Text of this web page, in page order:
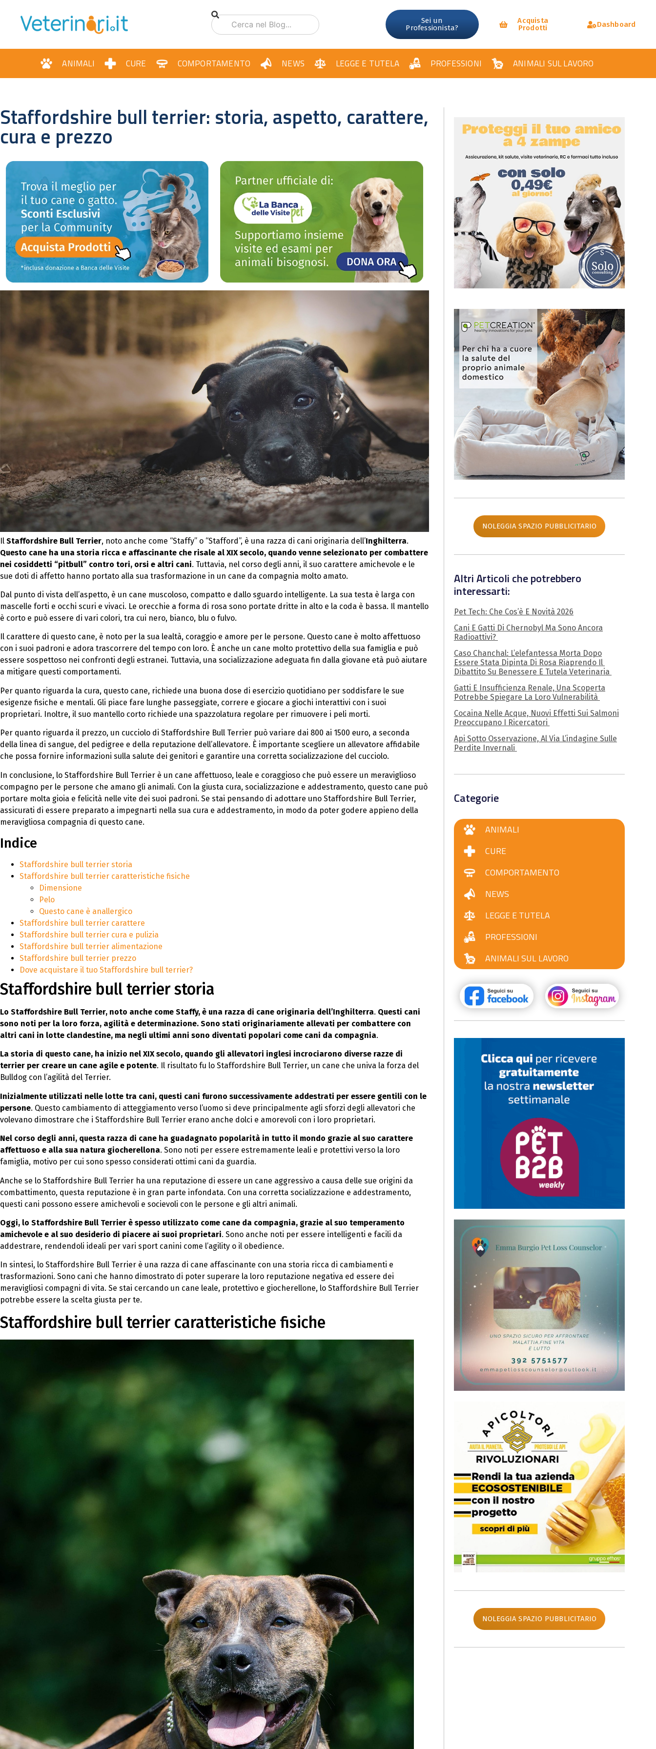
Sei un
Professionista?
Acquista
Prodotti
Dashboard
ANIMALI CURE COMPORTAMENTO NEWS LEGGE E TUTELA PROFESSIONI ANIMALI SUL LAVORO
Staffordshire bull terrier: storia, aspetto, carattere,
cura e prezzo
Il Staffordshire Bull Terrier, noto anche come “Staffy” o “Stafford”, è una razza di cani originaria dell’Inghilterra.
Questo cane ha una storia ricca e affascinante che risale al XIX secolo, quando venne selezionato per combattere
nei cosiddetti “pitbull” contro tori, orsi e altri cani. Tuttavia, nel corso degli anni, il suo carattere amichevole e le
sue doti di affetto hanno portato alla sua trasformazione in un cane da compagnia molto amato.
Dal punto di vista dell’aspetto, è un cane muscoloso, compatto e dallo sguardo intelligente. La sua testa è larga con
mascelle forti e occhi scuri e vivaci. Le orecchie a forma di rosa sono portate dritte in alto e la coda è bassa. Il mantello
è corto e può essere di vari colori, tra cui nero, bianco, blu o fulvo.
Il carattere di questo cane, è noto per la sua lealtà, coraggio e amore per le persone. Questo cane è molto affettuoso
con i suoi padroni e adora trascorrere del tempo con loro. È anche un cane molto protettivo della sua famiglia e può
essere sospettoso nei confronti degli estranei. Tuttavia, una socializzazione adeguata fin dalla giovane età può aiutare
a mitigare questi comportamenti.
Per quanto riguarda la cura, questo cane, richiede una buona dose di esercizio quotidiano per soddisfare le sue
esigenze fisiche e mentali. Gli piace fare lunghe passeggiate, correre e giocare a giochi interattivi con i suoi
proprietari. Inoltre, il suo mantello corto richiede una spazzolatura regolare per rimuovere i peli morti.
Per quanto riguarda il prezzo, un cucciolo di Staffordshire Bull Terrier può variare dai 800 ai 1500 euro, a seconda
della linea di sangue, del pedigree e della reputazione dell’allevatore. È importante scegliere un allevatore affidabile
che possa fornire informazioni sulla salute dei genitori e garantire una corretta socializzazione del cucciolo.
In conclusione, lo Staffordshire Bull Terrier è un cane affettuoso, leale e coraggioso che può essere un meraviglioso
compagno per le persone che amano gli animali. Con la giusta cura, socializzazione e addestramento, questo cane può
portare molta gioia e felicità nelle vite dei suoi padroni. Se stai pensando di adottare uno Staffordshire Bull Terrier,
assicurati di essere preparato a impegnarti nella sua cura e addestramento, in modo da poter godere appieno della
meravigliosa compagnia di questo cane.
Indice
Staffordshire bull terrier storia
Staffordshire bull terrier caratteristiche fisiche
Dimensione
Pelo
Questo cane è anallergico
Staffordshire bull terrier carattere
Staffordshire bull terrier cura e pulizia
Staffordshire bull terrier alimentazione
Staffordshire bull terrier prezzo
Dove acquistare il tuo Staffordshire bull terrier?
Staffordshire bull terrier storia
Lo Staffordshire Bull Terrier, noto anche come Staffy, è una razza di cane originaria dell’Inghilterra. Questi cani
sono noti per la loro forza, agilità e determinazione. Sono stati originariamente allevati per combattere con
altri cani in lotte clandestine, ma negli ultimi anni sono diventati popolari come cani da compagnia.
La storia di questo cane, ha inizio nel XIX secolo, quando gli allevatori inglesi incrociarono diverse razze di
terrier per creare un cane agile e potente. Il risultato fu lo Staffordshire Bull Terrier, un cane che univa la forza del
Bulldog con l’agilità del Terrier.
Inizialmente utilizzati nelle lotte tra cani, questi cani furono successivamente addestrati per essere gentili con le
persone. Questo cambiamento di atteggiamento verso l’uomo si deve principalmente agli sforzi degli allevatori che
volevano dimostrare che i Staffordshire Bull Terrier erano anche dolci e amorevoli con i loro proprietari.
Nel corso degli anni, questa razza di cane ha guadagnato popolarità in tutto il mondo grazie al suo carattere
affettuoso e alla sua natura giocherellona. Sono noti per essere estremamente leali e protettivi verso la loro
famiglia, motivo per cui sono spesso considerati ottimi cani da guardia.
Anche se lo Staffordshire Bull Terrier ha una reputazione di essere un cane aggressivo a causa delle sue origini da
combattimento, questa reputazione è in gran parte infondata. Con una corretta socializzazione e addestramento,
questi cani possono essere amichevoli e socievoli con le persone e gli altri animali.
Oggi, lo Staffordshire Bull Terrier è spesso utilizzato come cane da compagnia, grazie al suo temperamento
amichevole e al suo desiderio di piacere ai suoi proprietari. Sono anche noti per essere intelligenti e facili da
addestrare, rendendoli ideali per vari sport canini come l’agility o il obedience.
In sintesi, lo Staffordshire Bull Terrier è una razza di cane affascinante con una storia ricca di cambiamenti e
trasformazioni. Sono cani che hanno dimostrato di poter superare la loro reputazione negativa ed essere dei
meravigliosi compagni di vita. Se stai cercando un cane leale, protettivo e giocherellone, lo Staffordshire Bull Terrier
potrebbe essere la scelta giusta per te.
Staffordshire bull terrier caratteristiche fisiche
NOLEGGIA SPAZIO PUBBLICITARIO
Altri Articoli che potrebbero
interessarti:
Pet Tech: Che Cos’è E Novità 2026
Cani E Gatti Di Chernobyl Ma Sono Ancora
Radioattivi?
Caso Chanchal: L’elefantessa Morta Dopo
Essere Stata Dipinta Di Rosa Riaprendo Il
Dibattito Su Benessere E Tutela Veterinaria
Gatti E Insufficienza Renale, Una Scoperta
Potrebbe Spiegare La Loro Vulnerabilità
Cocaina Nelle Acque, Nuovi Effetti Sui Salmoni
Preoccupano I Ricercatori
Api Sotto Osservazione, Al Via L’indagine Sulle
Perdite Invernali
Categorie
ANIMALI
CURE
COMPORTAMENTO
NEWS
LEGGE E TUTELA
PROFESSIONI
ANIMALI SUL LAVORO
NOLEGGIA SPAZIO PUBBLICITARIO